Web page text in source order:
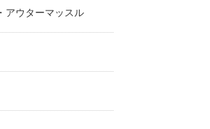
アウターマッスル